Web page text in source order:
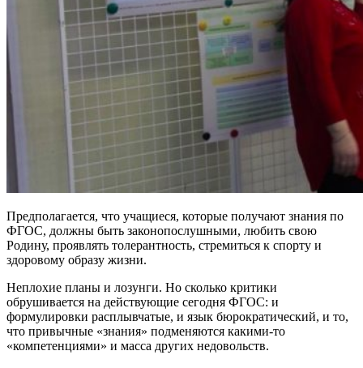
Предполагается, что учащиеся, которые получают знания по
ФГОС, должны быть законопослушными, любить свою
Родину, проявлять толерантность, стремиться к спорту и
здоровому образу жизни.
Неплохие планы и лозунги. Но сколько критики
обрушивается на действующие сегодня ФГОС: и
формулировки расплывчатые, и язык бюрократический, и то,
что привычные «знания» подменяются какими-то
«компетенциями» и масса других недовольств.